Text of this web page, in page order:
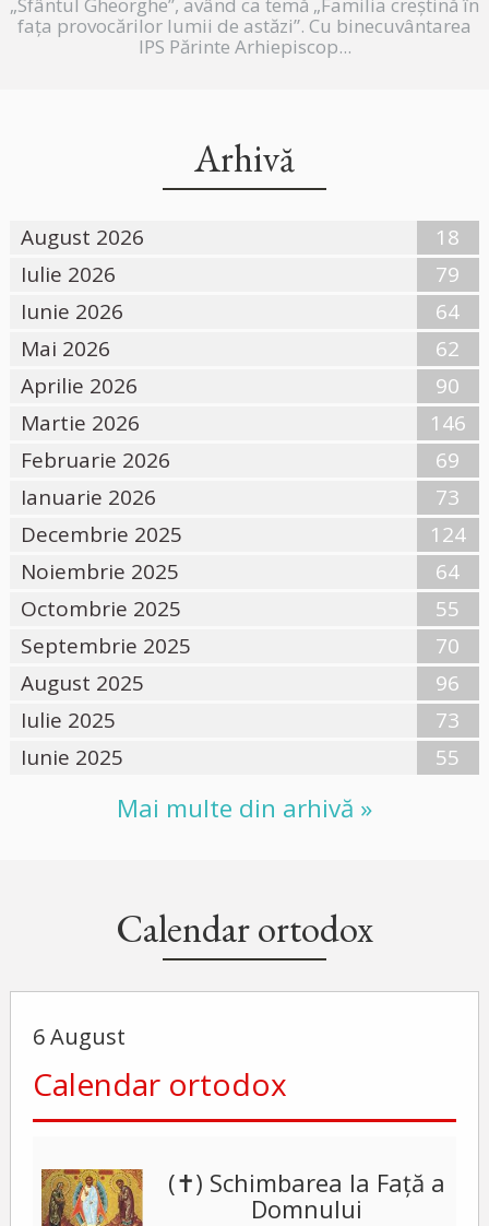
fața provocărilor lumii de astăzi”. Cu binecuvântarea
IPS Părinte Arhiepiscop...
Arhivă
August 2026
18
Iulie 2026
79
Iunie 2026
64
Mai 2026
62
Aprilie 2026
90
Martie 2026
146
Februarie 2026
69
Ianuarie 2026
73
Decembrie 2025
124
Noiembrie 2025
64
Octombrie 2025
55
Septembrie 2025
70
August 2025
96
Iulie 2025
73
Iunie 2025
55
Mai multe din arhivă »
Calendar ortodox
6 August
Calendar ortodox
(✝) Schimbarea la Față a
Domnului